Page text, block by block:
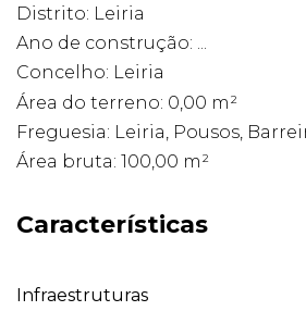
Distrito: Leiria
Ano de construção: ...
Concelho: Leiria
Área do terreno: 0,00 m²
Freguesia: Leiria, Pousos,
Área bruta: 100,00 m²
Características
Infraestruturas